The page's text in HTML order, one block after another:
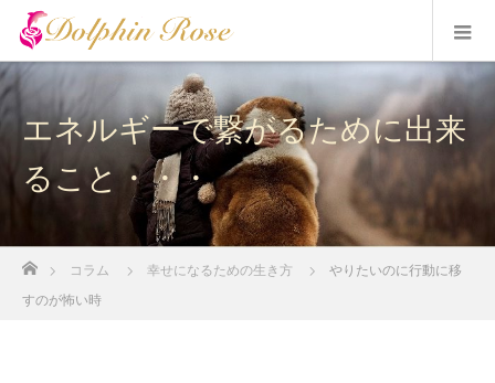
エネルギーで繋がるために出来
ること・・・
コラム 幸せになるための生き方
やりたいのに行動に移
すのが怖い時